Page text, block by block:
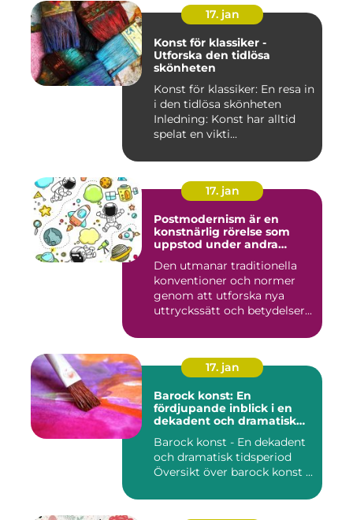
17. jan
Konst för klassiker -
Utforska den tidlösa
skönheten
Konst för klassiker: En resa in
i den tidlösa skönheten
Inledning: Konst har alltid
spelat en vikti...
17. jan
Postmodernism är en
konstnärlig rörelse som
uppstod under andra
fortsätter att påverka
samtida konstvärlden
Den utmanar traditionella
konventioner och normer
genom att utforska nya
uttryckssätt och betydelser...
17. jan
Barock konst: En
fördjupande inblick i en
dekadent och dramatisk
Barock konst - En dekadent
och dramatisk tidsperiod
Översikt över barock konst ...